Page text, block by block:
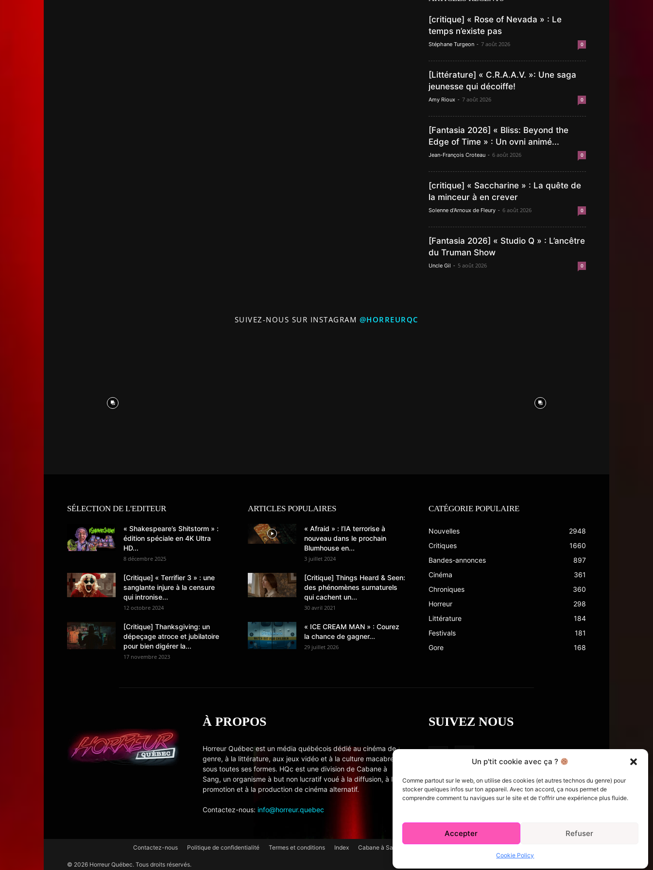
Un p'tit cookie avec ça ?
Comme partout sur le web, on utilise des cookies (et autres technos du genre) pour
stocker quelques infos sur ton appareil. Avec ton accord, ça nous permet de
comprendre comment tu navigues sur le site et de t'offrir une expérience plus fluide.
Accepter Refuser
Cookie Policy
[critique] « Rose of Nevada » : Le
temps n’existe pas
Stéphane Turgeon - 7 août 2026 0
[Littérature] « C.R.A.A.V. »: Une saga
jeunesse qui décoiffe!
Amy Rioux - 7 août 2026 0
[Fantasia 2026] « Bliss: Beyond the
Edge of Time » : Un ovni animé...
Jean-François Croteau - 6 août 2026 0
[critique] « Saccharine » : La quête de
la minceur à en crever
Solenne d'Arnoux de Fleury - 6 août 2026 0
[Fantasia 2026] « Studio Q » : L’ancêtre
du Truman Show
Uncle Gil - 5 août 2026 0
SUIVEZ-NOUS SUR INSTAGRAM @HORREURQC
SÉLECTION DE L'EDITEUR
« Shakespeare’s Shitstorm » :
édition spéciale en 4K Ultra
HD...
8 décembre 2025
[Critique] « Terrifier 3 » : une
sanglante injure à la censure
qui intronise...
12 octobre 2024
[Critique] Thanksgiving: un
dépeçage atroce et jubilatoire
pour bien digérer la...
17 novembre 2023
ARTICLES POPULAIRES
« Afraid » : l’IA terrorise à
nouveau dans le prochain
Blumhouse en...
3 juillet 2024
[Critique] Things Heard & Seen:
des phénomènes surnaturels
qui cachent un...
30 avril 2021
« ICE CREAM MAN » : Courez
la chance de gagner...
29 juillet 2026
CATÉGORIE POPULAIRE
Nouvelles
2948
Critiques
1660
Bandes-annonces
897
Cinéma
361
Chroniques
360
Horreur
298
Littérature
184
Festivals
181
Gore
168
À PROPOS
Horreur Québec est un média québécois dédié au cinéma de
genre, à la littérature, aux jeux vidéo et à la culture macabre
sous toutes ses formes. HQc est une division de Cabane à
Sang, un organisme à but non lucratif voué à la diffusion, à la
promotion et à la production de cinéma alternatif.
Contactez-nous: info@horreur.quebec
SUIVEZ NOUS
Contactez-nous Politique de confidentialité Termes et conditions Index Cabane à Sang TV
© 2026 Horreur Québec. Tous droits réservés.